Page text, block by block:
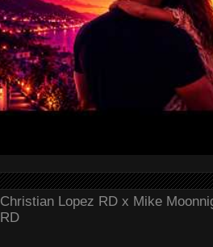
Christian Lopez RD x Mike
RD